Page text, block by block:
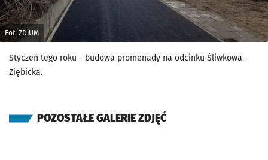
Fot. ZDiUM
Styczeń tego roku - budowa promenady na odcinku Śliwkowa-
Ziębicka.
POZOSTAŁE GALERIE ZDJĘĆ